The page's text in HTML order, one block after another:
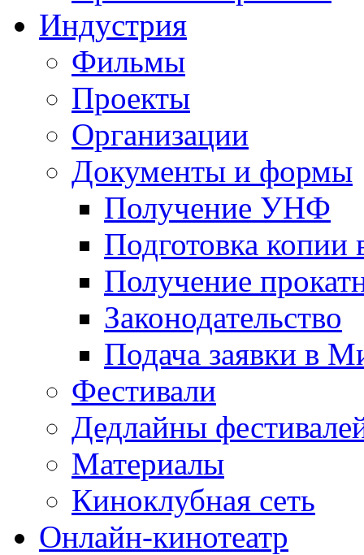
Индустрия
Фильмы
Проекты
Организации
Документы и формы
Получение УНФ
Подготовка копии
Получение
Законодательство
Подача заявки в
Фестивали
Дедлайны
Материалы
Киноклубная сеть
Онлайн-кинотеатр